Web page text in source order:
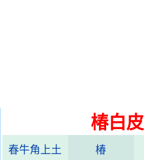
椿白皮
春牛角上土 椿